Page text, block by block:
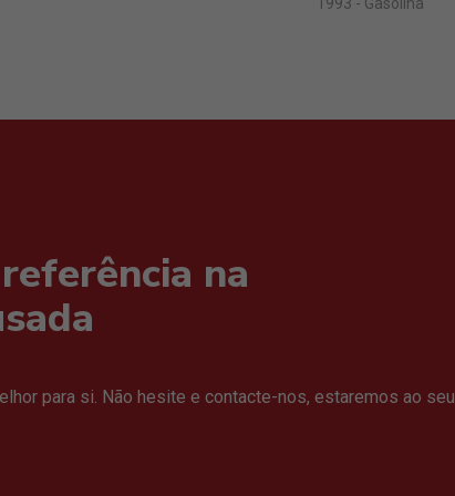
na
para si. Não hesite e contacte-nos, estaremos ao seu